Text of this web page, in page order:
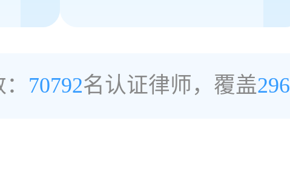
70792名认证律师，覆盖296